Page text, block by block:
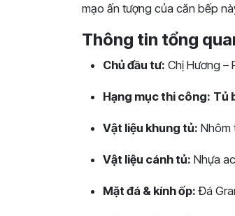
mạo ấn tượng của căn bếp
Thông tin tổng
Chủ đầu tư: Chị Hương –
Hạng mục thi công: Tủ
Vật liệu khung tủ: Nhôm
Vật liệu cánh tủ: Nhựa
Mặt đá & kính ốp: Đá